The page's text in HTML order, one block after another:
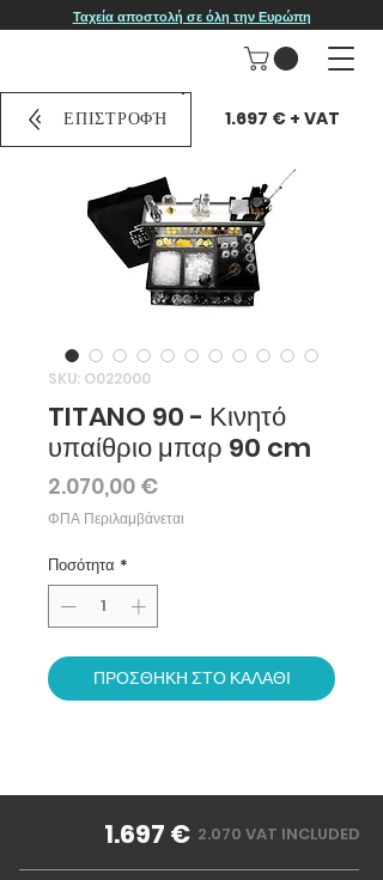
Ταχεία αποστολή σε όλη την Ευρώπη
SKU: O022000
TITANO 90 - Κινητό
υπαίθριο μπαρ 90 cm
2.070,00 €Τιμή
ΦΠΑ Περιλαμβάνεται
Ποσότητα *
ΠΡΟΣΘΗΚΗ ΣΤΟ ΚΑΛΑΘΙ
ΕΠΙΣΤΡΟΦΉ 1.697 € + VAT
1.697 € 2.070 VAT INCLUDED